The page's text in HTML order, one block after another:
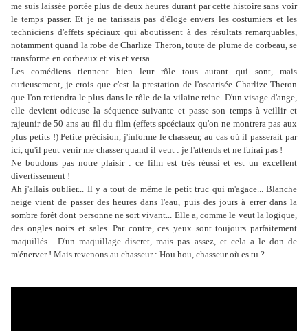
me suis laissée portée plus de deux heures durant par cette histoire sans voir
le temps passer. Et je ne tarissais pas d'éloge envers les costumiers et les
techniciens d'effets spéciaux qui aboutissent à des résultats remarquables,
notamment quand la robe de Charlize Theron, toute de plume de corbeau, se
transforme en corbeaux et vis et versa.
Les comédiens tiennent bien leur rôle tous autant qui sont, mais
curieusement, je crois que c'est la prestation de l'oscarisée Charlize Theron
que l'on retiendra le plus dans le rôle de la vilaine reine. D'un visage d'ange,
elle devient odieuse la séquence suivante et passe son temps à veillir et
rajeunir de 50 ans au fil du film (effets spcéciaux qu'on ne montrera pas aux
plus petits !) Petite précision, j'informe le chasseur, au cas où il passerait par
ici, qu'il peut venir me chasser quand il veut : je l'attends et ne fuirai pas !
Ne boudons pas notre plaisir : ce film est très réussi et est un excellent
divertissement !
Ah j'allais oublier... Il y a tout de même le petit truc qui m'agace... Blanche
neige vient de passer des heures dans l'eau, puis des jours à errer dans la
sombre forêt dont personne ne sort vivant... Elle a, comme le veut la logique,
des ongles noirs et sales. Par contre, ces yeux sont toujours parfaitement
maquillés... D'un maquillage discret, mais pas assez, et cela a le don de
m'énerver ! Mais revenons au chasseur : Hou hou, chasseur où es tu ?